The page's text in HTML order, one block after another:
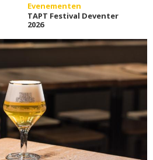
Evenementen
TAPT Festival Deventer
2026